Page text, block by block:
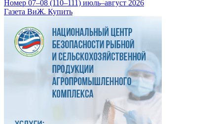
Номер 07–08 (110–111) июль–август 2026
Газета ВиЖ. Купить